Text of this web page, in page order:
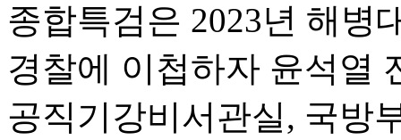
종합특검은 2023년 해병
경찰에 이첩하자 윤석열
공직기강비서관실, 국방